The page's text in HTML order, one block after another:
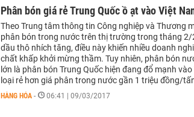
Phân bón giá rẻ Trung Quốc ồ ạt vào Việt
Theo Trung tâm thông tin Công nghiệp và Thương
phân bón trong nước trên thị trường trong tháng 2/
dầu thô nhích tăng, điều này khiến nhiều doanh
chất khấp khởi mừng thầm. Tuy nhiên, phân bón
lớn là phân bón Trung Quốc hiện đang đổ mạnh
loại rẻ hơn giá phân trong nước gần 1 triệu đồng/
HÀNG HÓA - 06:41 | 09/03/2017